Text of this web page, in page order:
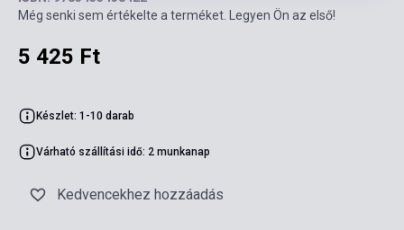
Még senki sem értékelte a terméket. Legyen Ön az első!
5 425 Ft
Készlet: 1-10 darab
Várható szállítási idő: 2 munkanap
Kedvencekhez hozzáadás